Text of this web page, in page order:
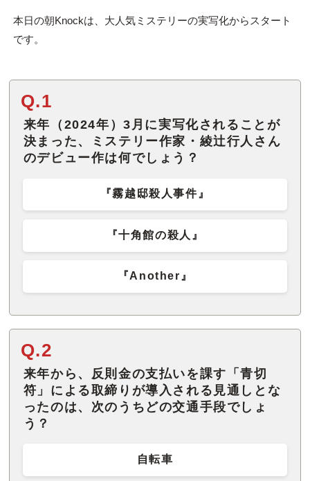
本日の朝Knockは、大人気ミステリーの実写化からスタート
です。
Q.1
来年（2024年）3月に実写化されることが
決まった、ミステリー作家・綾辻行人さん
のデビュー作は何でしょう？
『霧越邸殺人事件』
『十角館の殺人』
『Another』
Q.2
来年から、反則金の支払いを課す「青切
符」による取締りが導入される見通しとな
ったのは、次のうちどの交通手段でしょ
う？
自転車